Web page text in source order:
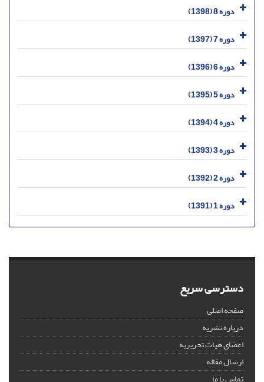
دوره 8 (1398)
دوره 7 (1397)
دوره 6 (1396)
دوره 5 (1395)
دوره 4 (1394)
دوره 3 (1393)
دوره 2 (1392)
دوره 1 (1391)
دسترسی سریع
صفحه اصلی
درباره نشریه
اعضای هیات تحریریه
ارسال مقاله